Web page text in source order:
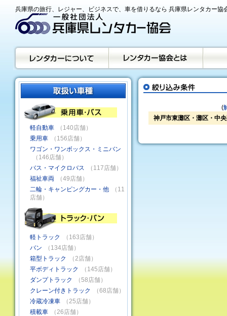
兵庫県の旅行、レジャー、ビジネスで、車を借りるなら 兵庫県レンタカー協
(
神戸市東灘区・灘区・中
軽自動車
（140店舗）
乗用車
（156店舗）
ワゴン・ワンボックス・ミニバン
（146店舗）
バス・マイクロバス
（117店舗）
福祉車両
（49店舗）
二輪・キャンピングカー・他
（11
店舗）
軽トラック
（163店舗）
バン
（134店舗）
箱型トラック
（2店舗）
平ボディトラック
（145店舗）
ダンプトラック
（58店舗）
クレーン付きトラック
（68店舗）
冷蔵冷凍車
（25店舗）
積載車
（26店舗）